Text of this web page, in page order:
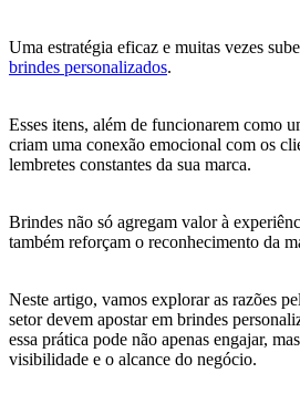
Uma estratégia eficaz e muitas vezes
brindes personalizados.
Esses itens, além de funcionarem como
criam uma conexão emocional com os
lembretes constantes da sua marca.
Brindes não só agregam valor à
também reforçam o reconhecimento da
Neste artigo, vamos explorar as razões
setor devem apostar em brindes
essa prática pode não apenas engajar,
visibilidade e o alcance do negócio.